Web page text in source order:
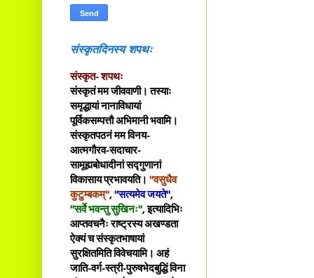
संस्कृतदिनस्य शपथः
संस्कृत- शपथः
संस्कृतं मम जीववाणी। तस्याः
समृद्धायां नानाविधायां
पूर्विकसम्पत्तौ अभिमानी भवामि।
संस्कृतपठनं मम विनय-
आत्मगौरव-सदाचार-
सामूह्यबोधादीनां सद्गुणानां
विकासाय प्रभावयति। "वसुधैव
कुटुम्बकम्", "सत्यमेव जयते",
"सर्वे भवन्तु सुखिनः", इत्यादिभिः
आप्तवचनैः राष्ट्रस्य अखण्डता
ऐक्यं च संस्कृतभाषायां
सुरक्षितमिति विवेचयामि। अहं
जाति-वर्ग-स्त्री-पुरुषभेदबुद्धिं विना